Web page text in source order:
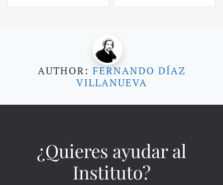
AUTHOR: FERNANDO DÍAZ
VILLANUEVA
¿Quieres ayudar al
Instituto?